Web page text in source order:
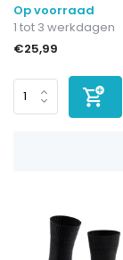
Op voorraad
1 tot 3 werkdagen
€25,99